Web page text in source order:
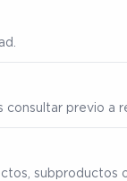
previo a